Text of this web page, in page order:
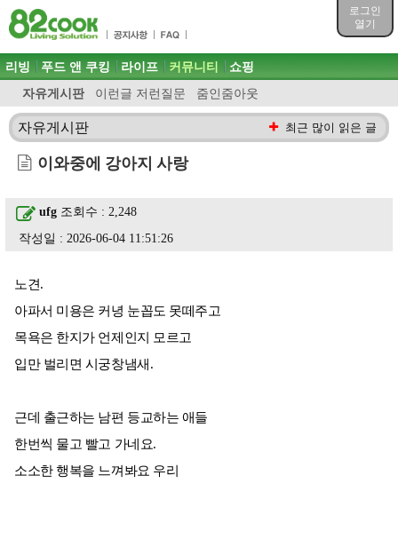
로그인
열기
목차
주메뉴 바로가기
컨텐츠 바로가기
검색 바로가기
로그인 바로가기
주메뉴
리빙 푸드 앤 쿠킹 라이프 커뮤니티
자유게시판 이런글 저런질문 줌인줌아웃
쇼핑
자유게시판 최근 많이 읽은 글
이와중에 강아지 사랑
ufg 조회수 : 2,248
작성일 : 2026-06-04 11:51:26
노견.
아파서 미용은 커녕 눈꼽도 못떼주고
목욕은 한지가 언제인지 모르고
입만 벌리면 시궁창냄새.
근데 출근하는 남편 등교하는 애들
한번씩 물고 빨고 가네요.
소소한 행복을 느껴봐요 우리